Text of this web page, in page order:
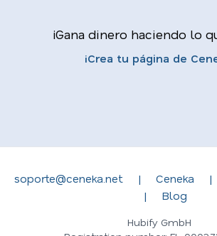
¡Gana dinero haciendo lo
¡Crea tu página de
soporte@ceneka.net | Ceneka |
|
Blog
Hubify GmbH